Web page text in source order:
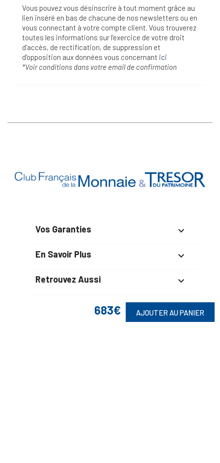
683€ AJOUTER AU PANIER
Vous pouvez vous désinscrire à tout moment grâce au
lien inséré en bas de chacune de nos newsletters ou en
vous connectant à votre compte client. Vous trouverez
toutes les informations sur l’exercice de votre droit
d'accès, de rectification, de suppression et
d'opposition aux données vous concernant ici
*Voir conditions dans votre email de confirmation
Vos Garanties 
En Savoir Plus 
Retrouvez Aussi 